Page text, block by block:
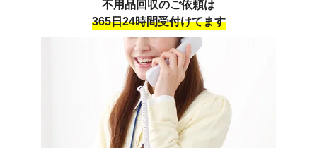
不用品回収のご依頼は
365日24時間受付けてます